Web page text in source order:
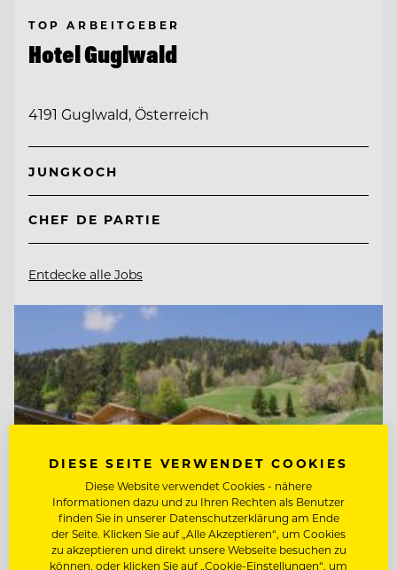
TOP ARBEITGEBER
Hotel Guglwald
4191 Guglwald, Österreich
JUNGKOCH
CHEF DE PARTIE
Entdecke alle Jobs
DIESE SEITE VERWENDET COOKIES
Diese Website verwendet Cookies - nähere
Informationen dazu und zu Ihren Rechten als Benutzer
finden Sie in unserer Datenschutzerklärung am Ende
der Seite. Klicken Sie auf „Alle Akzeptieren“, um Cookies
zu akzeptieren und direkt unsere Webseite besuchen zu
können, oder klicken Sie auf „Cookie-Einstellungen“, um